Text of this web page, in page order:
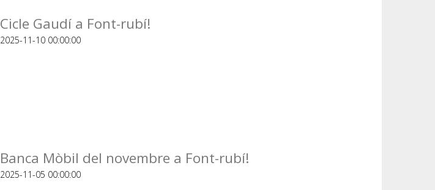
Cicle Gaudí a Font-rubí!
2025-11-10 00:00:00
Banca Mòbil del novembre a Font-rubí!
2025-11-05 00:00:00